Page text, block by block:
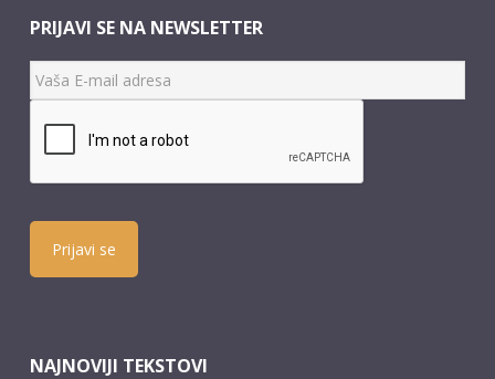
PRIJAVI SE NA NEWSLETTER
Prijavi se
NAJNOVIJI TEKSTOVI